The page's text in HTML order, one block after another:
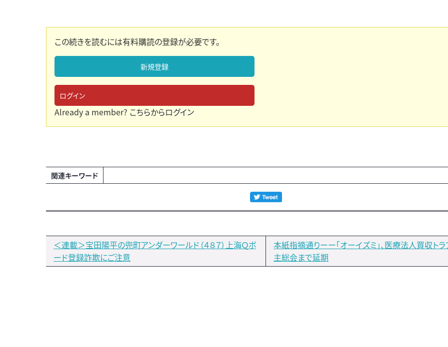
この続きを読むには有料購読の登録が必要です。
新規登録
ログイン
Already a member? こちらからログイン
関連キーワード
＜連載＞宝田陽平の兜町アンダーワールド（４８７）上海Ｑボ
ード登録詐欺にご注意
本紙指摘通りーー「オーイズミ」、医療法人買収ト
主総会まで延期